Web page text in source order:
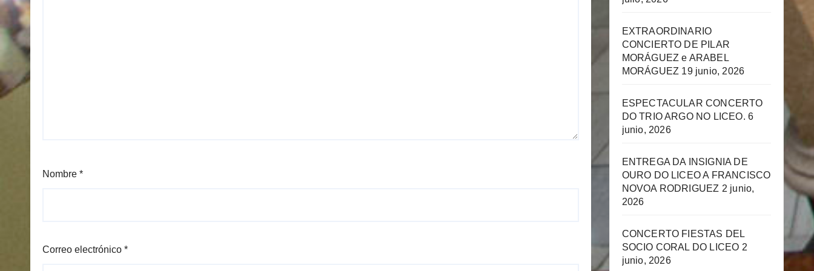
Nombre *
Correo electrónico *
EXTRAORDINARIO
CONCIERTO DE PILAR
MORÁGUEZ e ARABEL
MORÁGUEZ 19 junio, 2026
ESPECTACULAR CONCERTO
DO TRIO ARGO NO LICEO. 6
junio, 2026
ENTREGA DA INSIGNIA DE
OURO DO LICEO A FRANCISCO
NOVOA RODRIGUEZ 2 junio,
2026
CONCERTO FIESTAS DEL
SOCIO CORAL DO LICEO 2
junio, 2026